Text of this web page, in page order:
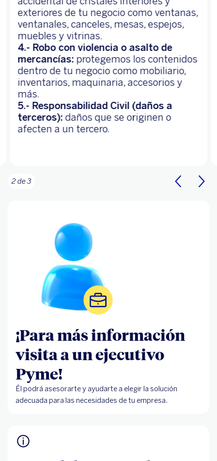
exteriores de tu negocio como ventanas,
ventanales, canceles, mesas, espejos,
muebles y vitrinas.
4.- Robo con violencia o asalto de
mercancías: protegemos los contenidos
dentro de tu negocio como mobiliario,
inventarios, maquinaria, accesorios y
más.
5.- Responsabilidad Civil (daños a
terceros): daños que se originen o
afecten a un tercero.
2 de 3
¡Para más información
visita a un ejecutivo
Pyme!
Él podrá asesorarte y ayudarte a elegir la solución
adecuada para las necesidades de tu empresa.